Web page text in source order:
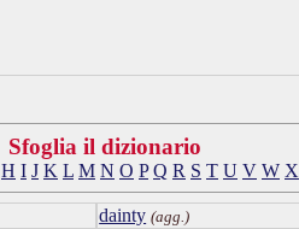
Sfoglia il dizionario
H I J K L M N O P Q R S T U V W X
dainty (agg.)